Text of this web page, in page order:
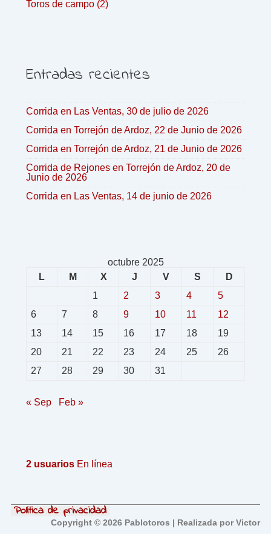
Toros de campo (2)
Entradas recientes
Corrida en Las Ventas, 30 de julio de 2026
Corrida en Torrejón de Ardoz, 22 de Junio de 2026
Corrida en Torrejón de Ardoz, 21 de Junio de 2026
Corrida de Rejones en Torrejón de Ardoz, 20 de
Junio de 2026
Corrida en Las Ventas, 14 de junio de 2026
octubre 2025
L
M X J V S
D
1
2 3 4
5
6
7 8 9 10 11
12
13
14 15 16 17 18
19
20
21 22 23 24 25
26
27
28 29 30 31
« Sep Feb »
2 usuarios En línea
Política de privacidad
Copyright © 2026 Pablotoros | Realizada por Victor